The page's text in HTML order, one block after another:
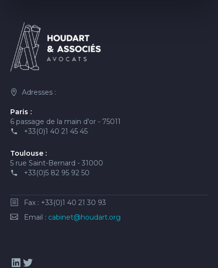
Adresses :
Paris :
6 passage de la main d'or - 75011
+33(0)1 40 21 45 45
Toulouse :
5 rue Saint-Bernard - 31000
+33(0)5 82 95 92 50
Fax : +33(0)1 40 21 30 93
Email : cabinet@houdart.org
LinkedIn
Twitter